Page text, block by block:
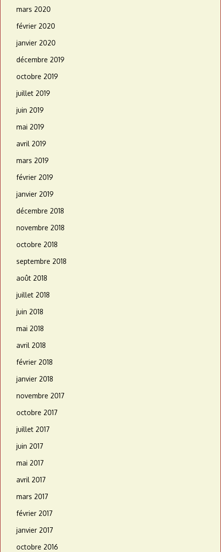
mars 2020
février 2020
janvier 2020
décembre 2019
octobre 2019
juillet 2019
juin 2019
mai 2019
avril 2019
mars 2019
février 2019
janvier 2019
décembre 2018
novembre 2018
octobre 2018
septembre 2018
août 2018
juillet 2018
juin 2018
mai 2018
avril 2018
février 2018
janvier 2018
novembre 2017
octobre 2017
juillet 2017
juin 2017
mai 2017
avril 2017
mars 2017
février 2017
janvier 2017
octobre 2016